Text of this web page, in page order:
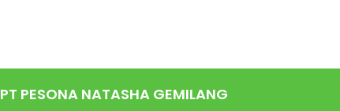
PT PESONA NATASHA GEMILANG